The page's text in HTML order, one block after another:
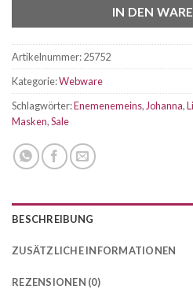
IN DEN
Artikelnummer:25752
Kategorie:Webware
Schlagwörter:Enemenemeins, Johanna,
Masken,Sale
BESCHREIBUNG
ZUSÄTZLICHE INFORMATIONEN
REZENSIONEN (0)